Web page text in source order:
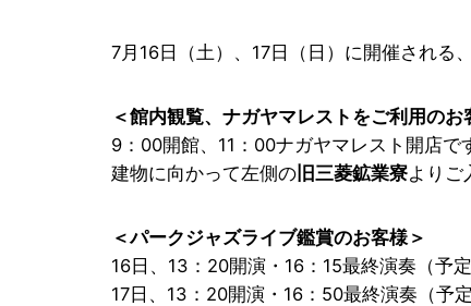
7月16日（土）、17日（日）に開催される
＜館内観覧、ナガヤマレストをご利用のお
9：00開館、11：00ナガヤマレスト開店で
建物に向かって左側の 旧三菱鉱業寮よりご
＜パークジャズライブ鑑賞のお客様＞
16日、13：20開演・16：15最終演奏（予定
17日、13：20開演・16：50最終演奏（予定